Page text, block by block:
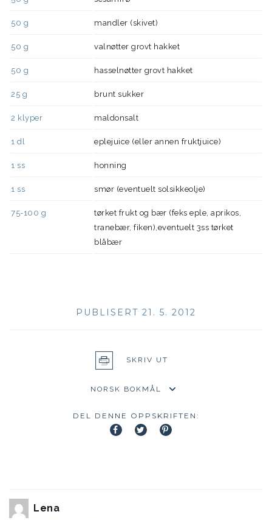
50 g mandler (skivet)
50 g valnøtter grovt hakket
50 g hasselnøtter grovt hakket
25 g brunt sukker
2 klyper maldonsalt
1 dl eplejuice (eller annen fruktjuice)
1 ss honning
1 ss smør (eventuelt solsikkeolje)
75-100 g
tørket frukt og bær (feks eple, aprikos,
tranebær, fiken),eventuelt 3ss tørket
blåbær
PUBLISERT 21. 5. 2012
SKRIV UT
DEL DENNE OPPSKRIFTEN:
Lena